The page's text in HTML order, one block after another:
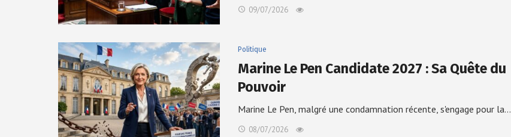
09/07/2026
Politique
Marine Le Pen Candidate 2027 : Sa Quête du
Pouvoir
Marine Le Pen, malgré une condamnation récente, s'engage pour la…
08/07/2026